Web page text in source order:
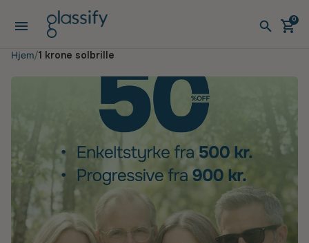
Åbn menuen Åben
0
Hjem 1 krone solbrille